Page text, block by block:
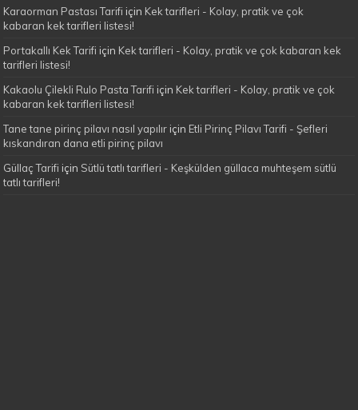
Karaorman Pastası Tarifi için Kek tarifleri - Kolay, pratik ve çok
kabaran kek tarifleri listesi!
Portakallı Kek Tarifi için Kek tarifleri - Kolay, pratik ve çok kabaran kek
tarifleri listesi!
Kakaolu Çilekli Rulo Pasta Tarifi için Kek tarifleri - Kolay, pratik ve çok
kabaran kek tarifleri listesi!
Tane tane pirinç pilavı nasıl yapılır için Etli Pirinç Pilavı Tarifi - Şefleri
kıskandıran dana etli pirinç pilavı
Güllaç Tarifi için Sütlü tatlı tarifleri - Keşkülden güllaca muhteşem sütlü
tatlı tarifleri!